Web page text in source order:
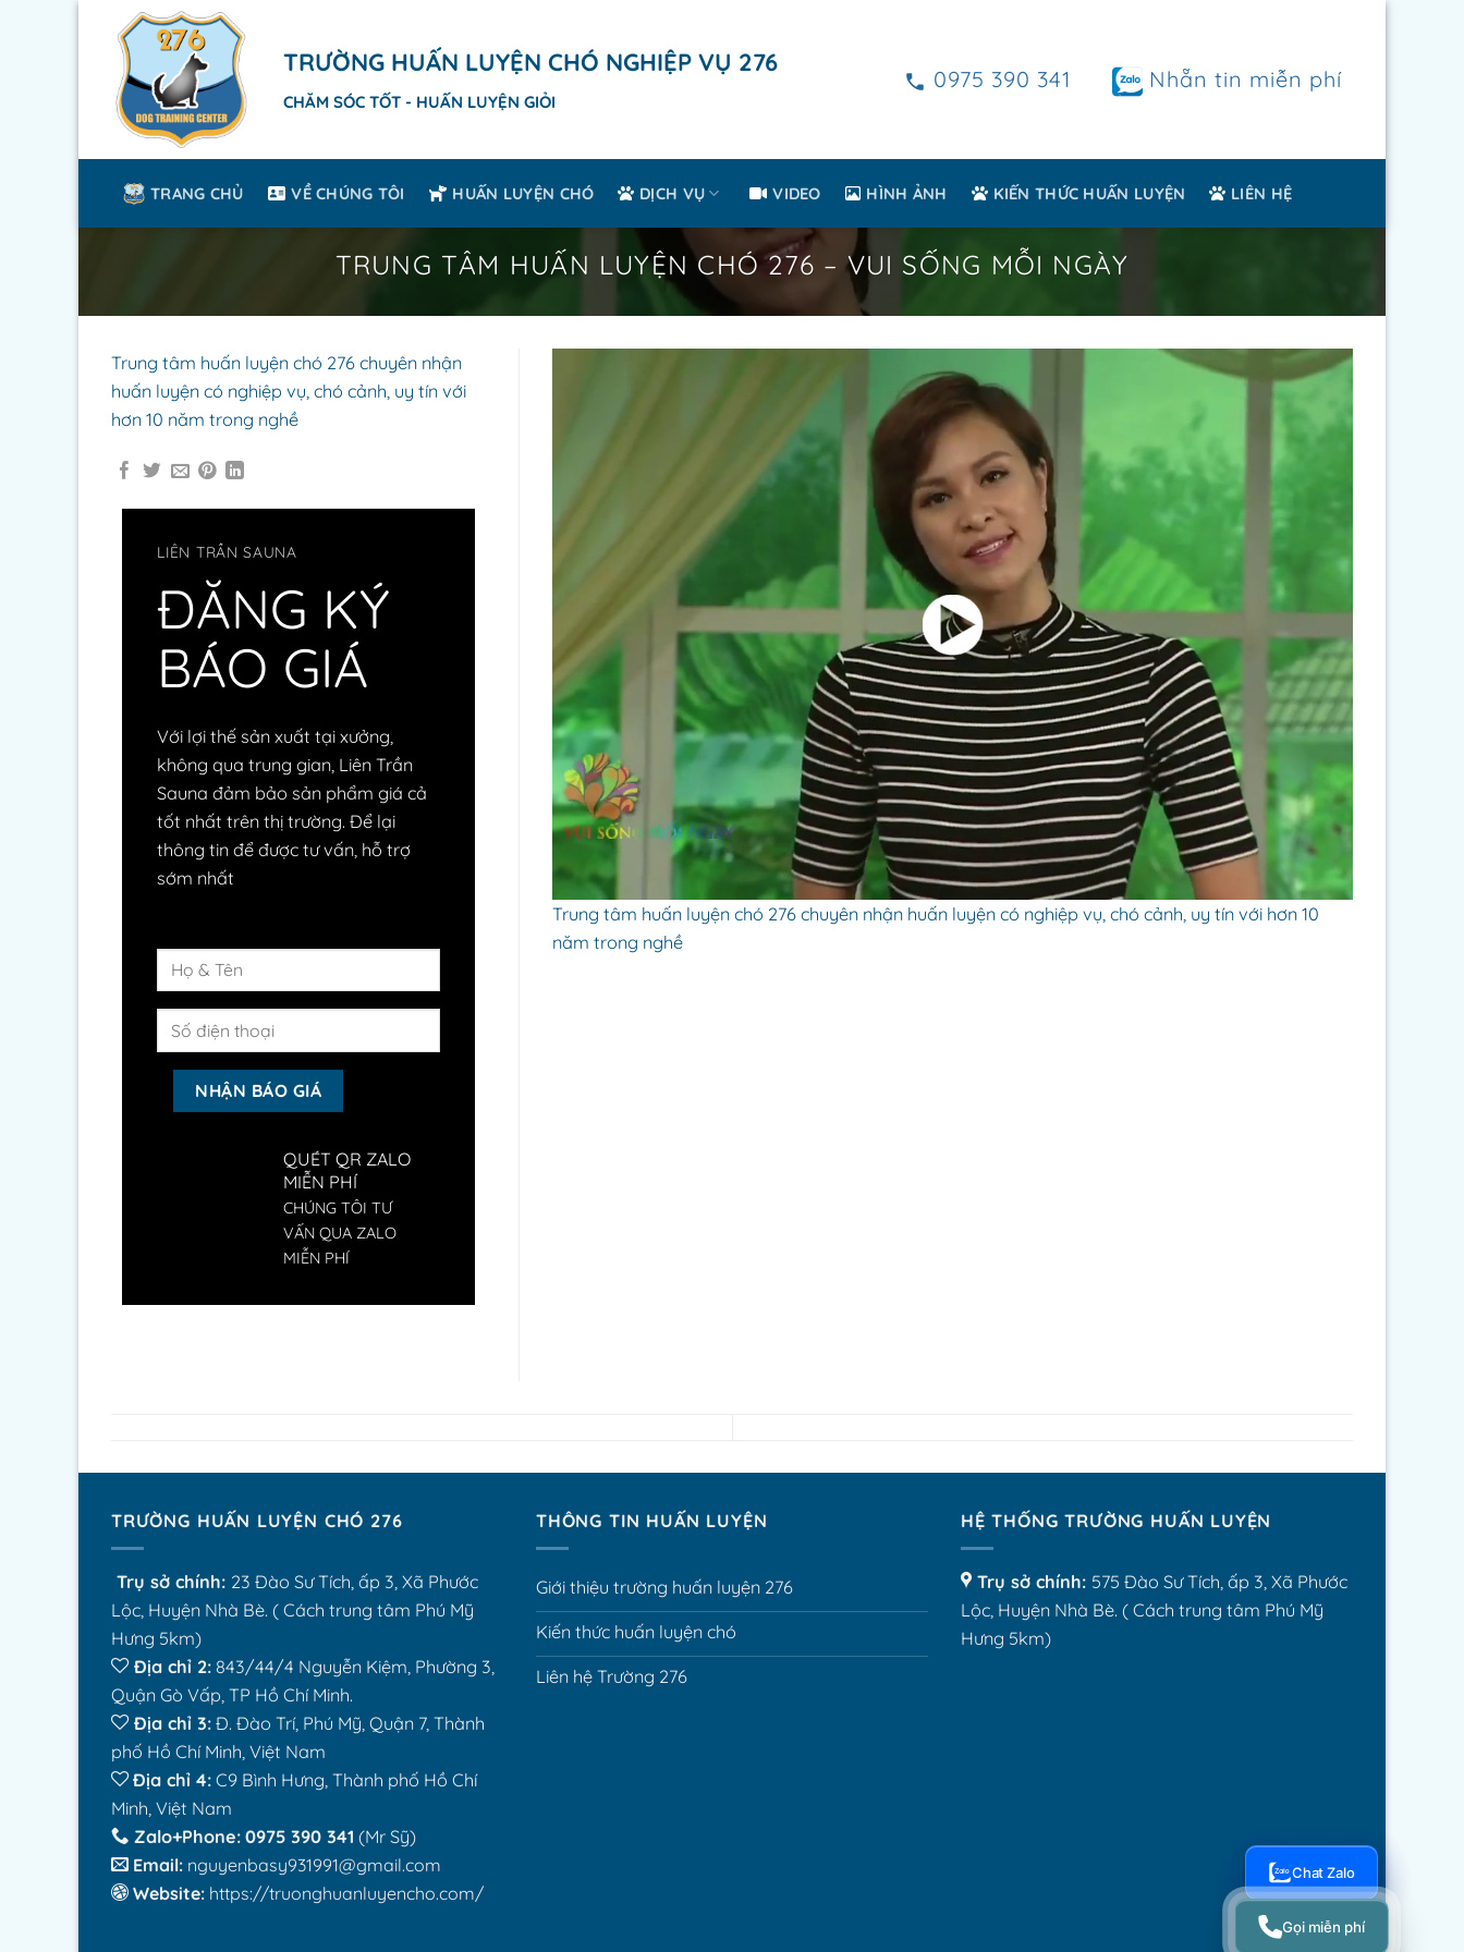
content
TRƯỜNG HUẤN LUYỆN CHÓ NGHIỆP VỤ 276
CHĂM SÓC TỐT - HUẤN LUYỆN GIỎI
0975 390 341 Nhẵn tin miễn phí
TRANG CHỦ VỀ CHÚNG TÔI HUẤN LUYỆN CHÓ DỊCH VỤ VIDEO HÌNH ẢNH KIẾN THỨC HUẤN LUYỆN LIÊN HỆ
TRUNG TÂM HUẤN LUYỆN CHÓ 276 – VUI SỐNG MỖI NGÀY
Trung tâm huấn luyện chó 276 chuyên nhận
huấn luyện có nghiệp vụ, chó cảnh, uy tín với
hơn 10 năm trong nghề
LIÊN TRẦN SAUNA
ĐĂNG KÝ
BÁO GIÁ
Với lợi thế sản xuất tại xưởng,
không qua trung gian, Liên Trần
Sauna đảm bảo sản phẩm giá cả
tốt nhất trên thị trường. Để lại
thông tin để được tư vấn, hỗ trợ
sớm nhất
QUÉT QR ZALO
MIỄN PHÍ
CHÚNG TÔI TƯ
VẤN QUA ZALO
MIỄN PHÍ
Trung tâm huấn luyện chó 276 chuyên nhận huấn luyện có nghiệp vụ, chó cảnh, uy tín với hơn 10
năm trong nghề
TRƯỜNG HUẤN LUYỆN CHÓ 276
Trụ sở chính: 23 Đào Sư Tích, ấp 3, Xã Phước
Lộc, Huyện Nhà Bè. ( Cách trung tâm Phú Mỹ
Hưng 5km)
Địa chỉ 2: 843/44/4 Nguyễn Kiệm, Phường 3,
Quận Gò Vấp, TP Hồ Chí Minh.
Địa chỉ 3: Đ. Đào Trí, Phú Mỹ, Quận 7, Thành
phố Hồ Chí Minh, Việt Nam
Địa chỉ 4: C9 Bình Hưng, Thành phố Hồ Chí
Minh, Việt Nam
Zalo+Phone: 0975 390 341 (Mr Sỹ)
Email: nguyenbasy931991@gmail.com
Website: https://truonghuanluyencho.com/
THÔNG TIN HUẤN LUYỆN
Giới thiệu trường huấn luyện 276
Kiến thức huấn luyện chó
Liên hệ Trường 276
HỆ THỐNG TRƯỜNG HUẤN LUYỆN
Trụ sở chính: 575 Đào Sư Tích, ấp 3, Xã Phước
Lộc, Huyện Nhà Bè. ( Cách trung tâm Phú Mỹ
Hưng 5km)
Chat Zalo
Gọi miễn phí